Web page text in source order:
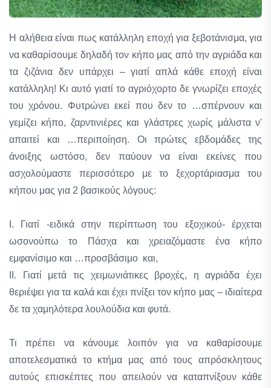
Η αλήθεια είναι πως κατάλληλη εποχή για ξεβοτάνισμα, για
να καθαρίσουμε δηλαδή τον κήπο μας από την αγριάδα και
τα ζιζάνια δεν υπάρχει – γιατί απλά κάθε εποχή είναι
κατάλληλη! Κι αυτό γιατί το αγριόχορτο δε γνωρίζει εποχές
του χρόνου. Φυτρώνει εκεί που δεν το …σπέρνουν και
γεμίζει κήπο, ζαρντινιέρες και γλάστρες χωρίς μάλιστα ν'
απαιτεί και …περιποίηση. Οι πρώτες εβδομάδες της
άνοιξης ωστόσο, δεν παύουν να είναι εκείνες που
ασχολούμαστε περισσότερο με το ξεχορτάριασμα του
κήπου μας για 2 βασικούς λόγους:
Ι. Γιατί -ειδικά στην περίπτωση του εξοχικού- έρχεται
ωσονούπω το Πάσχα και χρειαζόμαστε ένα κήπο
εμφανίσιμο και …προσβάσιμο και,
ΙΙ. Γιατί μετά τις χειμωνιάτικες βροχές, η αγριάδα έχει
θεριέψει για τα καλά και έχει πνίξει τον κήπο μας – ιδιαίτερα
δε τα χαμηλότερα λουλούδια και φυτά.
Τι πρέπει να κάνουμε λοιπόν για να καθαρίσουμε
αποτελεσματικά το κτήμα μας από τους απρόσκλητους
αυτούς επισκέπτες που απειλούν να καταπνίξουν κάθε